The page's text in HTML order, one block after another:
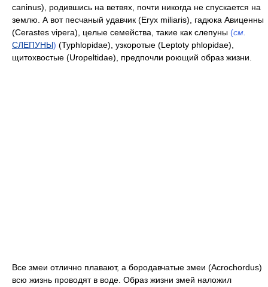
caninus), родившись на ветвях, почти никогда не спускается на
землю. А вот песчаный удавчик (Eryx miliaris), гадюка Авиценны
(Cerastes vipera), целые семейства, такие как слепуны (см.
СЛЕПУНЫ) (Typhlopidae), узкоротые (Leptoty phlopidae),
щитохвостые (Uropeltidae), предпочли роющий образ жизни.
Все змеи отлично плавают, а бородавчатые змеи (Acrochordus)
всю жизнь проводят в воде. Образ жизни змей наложил